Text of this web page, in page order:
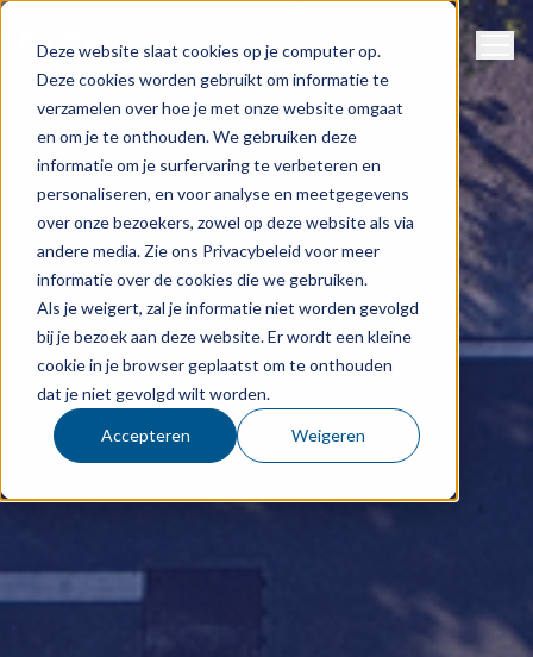
Deze website slaat cookies op je computer op.
Deze cookies worden gebruikt om informatie te
verzamelen over hoe je met onze website omgaat
en om je te onthouden. We gebruiken deze
informatie om je surfervaring te verbeteren en
personaliseren, en voor analyse en meetgegevens
over onze bezoekers, zowel op deze website als via
andere media. Zie ons Privacybeleid voor meer
informatie over de cookies die we gebruiken.
Als je weigert, zal je informatie niet worden gevolgd
bij je bezoek aan deze website. Er wordt een kleine
cookie in je browser geplaatst om te onthouden
dat je niet gevolgd wilt worden.
Accepteren Weigeren
Support